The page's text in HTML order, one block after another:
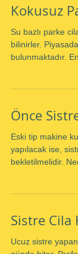
Kokusuz
Su bazlı parke
bilinirler.
bulunmaktadır.
Önce
Eski tip makine
yapılacak ise,
bekletilmelidir.
Sistre Cila
Ucuz sistre